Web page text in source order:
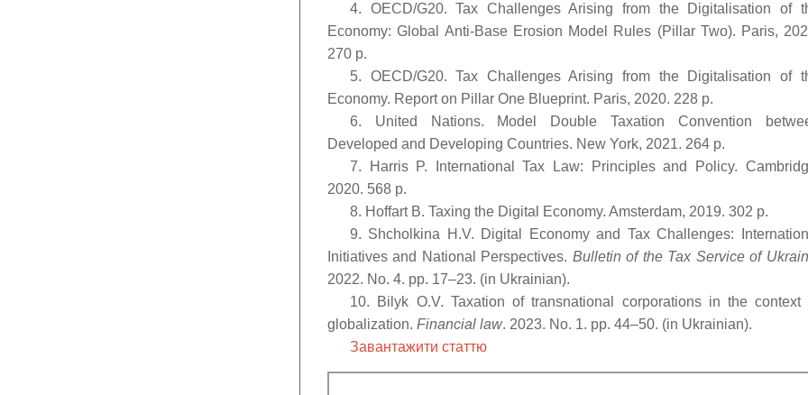
4. OECD/G20. Tax Challenges Arising from the Digitalisation of
Economy: Global Anti-Base Erosion Model Rules (Pillar Two). Paris,
270 p.
5. OECD/G20. Tax Challenges Arising from the Digitalisation of
Economy. Report on Pillar One Blueprint. Paris, 2020. 228 p.
6. United Nations. Model Double Taxation Convention
Developed and Developing Countries. New York, 2021. 264 p.
7. Harris P. International Tax Law: Principles and Policy.
2020. 568 p.
8. Hoffart B. Taxing the Digital Economy. Amsterdam, 2019. 302 p.
9. Shcholkina H.V. Digital Economy and Tax Challenges:
Initiatives and National Perspectives. Bulletin of the Tax Service of
2022. No. 4. pp. 17–23. (in Ukrainian).
10. Bilyk O.V. Taxation of transnational corporations in the context
globalization. Financial law. 2023. No. 1. pp. 44–50. (in Ukrainian).
Завантажити статтю